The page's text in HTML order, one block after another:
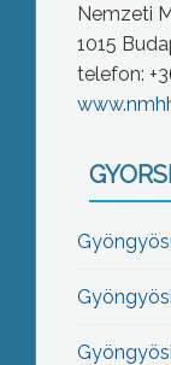
Nemzeti
1015
telefon: